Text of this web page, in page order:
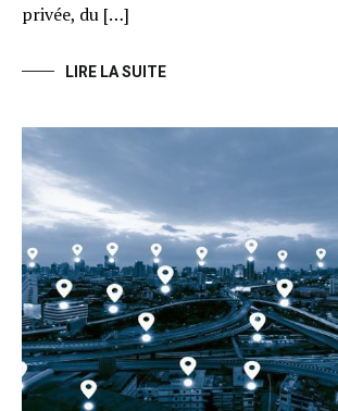
privée, du […]
LIRE LA SUITE